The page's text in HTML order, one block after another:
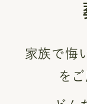
家族で悔
を